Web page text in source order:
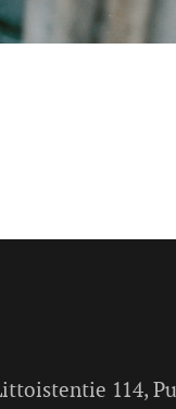
114,